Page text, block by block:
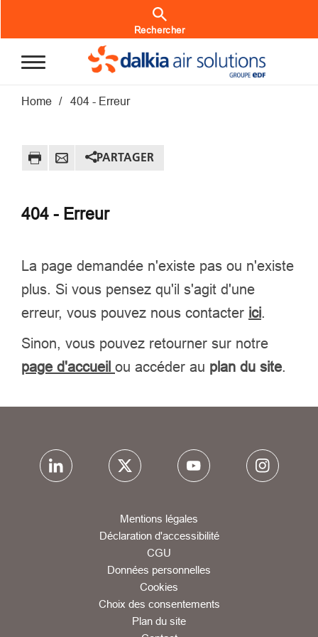
Rechercher
Fil d'Ariane
Home 404 - Erreur
PARTAGER
404 - Erreur
La page demandée n'existe pas ou n'existe
plus. Si vous pensez qu'il s'agit d'une
erreur, vous pouvez nous contacter ici.
Sinon, vous pouvez retourner sur notre
page d'accueil ou accéder au plan du site.
Mentions légales
Déclaration d'accessibilité
CGU
Données personnelles
Cookies
Choix des consentements
Plan du site